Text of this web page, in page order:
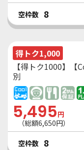
空枠数 8
得トク1,000
【得トク1000】
別
5,495円
（総額6,650円）
空枠数 8